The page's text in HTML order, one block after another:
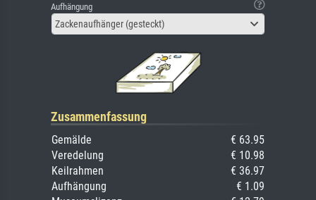
Aufhängung
Zackenaufhänger (gesteckt)
Zusammenfassung
Gemälde
€ 63.95
Veredelung
€ 10.98
Keilrahmen
€ 36.97
Aufhängung
€ 1.09